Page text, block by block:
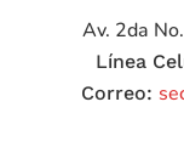
Av. 2da
Línea
Correo: